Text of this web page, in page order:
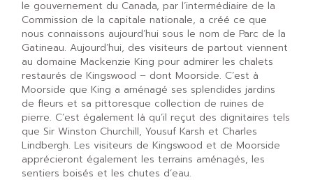
le gouvernement du Canada, par l’intermédiaire de la
Commission de la capitale nationale, a créé ce que
nous connaissons aujourd’hui sous le nom de Parc de la
Gatineau. Aujourd’hui, des visiteurs de partout viennent
au domaine Mackenzie King pour admirer les chalets
restaurés de Kingswood – dont Moorside. C’est à
Moorside que King a aménagé ses splendides jardins
de fleurs et sa pittoresque collection de ruines de
pierre. C’est également là qu’il reçut des dignitaires tels
que Sir Winston Churchill, Yousuf Karsh et Charles
Lindbergh. Les visiteurs de Kingswood et de Moorside
apprécieront également les terrains aménagés, les
sentiers boisés et les chutes d’eau.